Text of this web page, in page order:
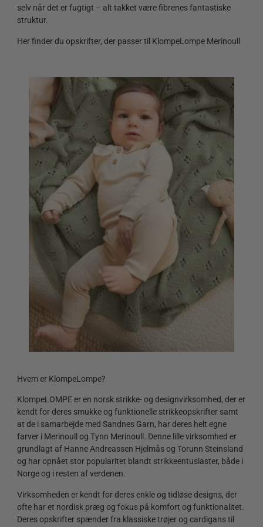
selv når det er fugtigt – alt takket være fibrenes fantastiske
struktur.
Her finder du opskrifter, der passer til KlompeLompe Merinoull
Hvem er KlompeLompe?
KlompeLOMPE er en norsk strikke- og designvirksomhed, der er
kendt for deres smukke og funktionelle strikkeopskrifter samt
at de i samarbejde med Sandnes Garn, har deres helt egne
farver i Merinoull og Tynn Merinoull. Denne lille virksomhed er
grundlagt af Hanne Andreassen Hjelmås og Torunn Steinsland
og har opnået stor popularitet blandt strikkeentusiaster, både i
Norge og i resten af verdenen.
Virksomheden er kendt for deres enkle og tidløse designs, der
ofte har et nordisk præg og fokus på komfort og funktionalitet.
Deres opskrifter spænder fra klassiske trøjer og cardigans til